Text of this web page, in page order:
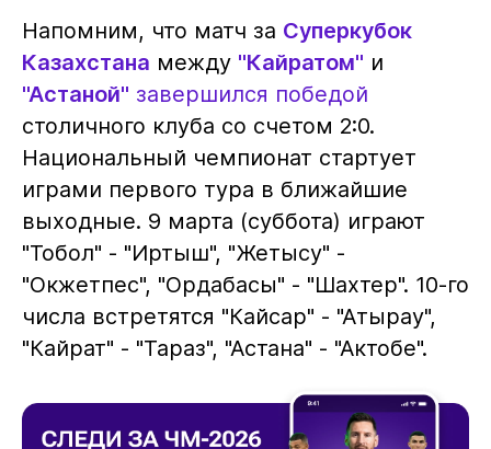
Напомним, что матч за Суперкубок
Казахстана между "Кайратом" и
"Астаной" завершился победой
столичного клуба со счетом 2:0.
Национальный чемпионат стартует
играми первого тура в ближайшие
выходные. 9 марта (суббота) играют
"Тобол" - "Иртыш", "Жетысу" -
"Окжетпес", "Ордабасы" - "Шахтер". 10-го
числа встретятся "Кайсар" - "Атырау",
"Кайрат" - "Тараз", "Астана" - "Актобе".